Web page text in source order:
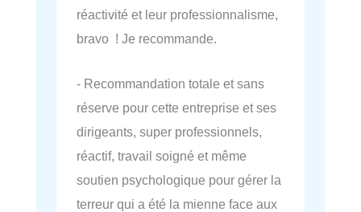
réactivité et leur professionnalisme,
bravo ! Je recommande.
- Recommandation totale et sans
réserve pour cette entreprise et ses
dirigeants, super professionnels,
réactif, travail soigné et même
soutien psychologique pour gérer la
terreur qui a été la mienne face aux